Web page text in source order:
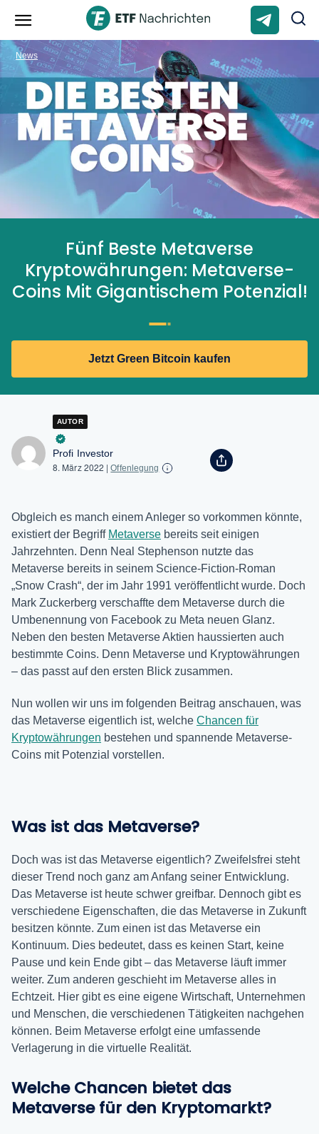
Fünf Beste Metaverse
Kryptowährungen: Metaverse-
Coins Mit Gigantischem Potenzial!
Jetzt Green Bitcoin kaufen
News
AUTOR
Profi Investor
8. März 2022 |Offenlegung
Obgleich es manch einem Anleger so vorkommen könnte,
existiert der Begriff Metaverse bereits seit einigen
Jahrzehnten. Denn Neal Stephenson nutzte das
Metaverse bereits in seinem Science-Fiction-Roman
„Snow Crash“, der im Jahr 1991 veröffentlicht wurde. Doch
Mark Zuckerberg verschaffte dem Metaverse durch die
Umbenennung von Facebook zu Meta neuen Glanz.
Neben den besten Metaverse Aktien haussierten auch
bestimmte Coins. Denn Metaverse und Kryptowährungen
– das passt auf den ersten Blick zusammen.
Nun wollen wir uns im folgenden Beitrag anschauen, was
das Metaverse eigentlich ist, welche Chancen für
Kryptowährungen bestehen und spannende Metaverse-
Coins mit Potenzial vorstellen.
Was ist das Metaverse?
Doch was ist das Metaverse eigentlich? Zweifelsfrei steht
dieser Trend noch ganz am Anfang seiner Entwicklung.
Das Metaverse ist heute schwer greifbar. Dennoch gibt es
verschiedene Eigenschaften, die das Metaverse in Zukunft
besitzen könnte. Zum einen ist das Metaverse ein
Kontinuum. Dies bedeutet, dass es keinen Start, keine
Pause und kein Ende gibt – das Metaverse läuft immer
weiter. Zum anderen geschieht im Metaverse alles in
Echtzeit. Hier gibt es eine eigene Wirtschaft, Unternehmen
und Menschen, die verschiedenen Tätigkeiten nachgehen
können. Beim Metaverse erfolgt eine umfassende
Verlagerung in die virtuelle Realität.
Welche Chancen bietet das
Metaverse für den Kryptomarkt?